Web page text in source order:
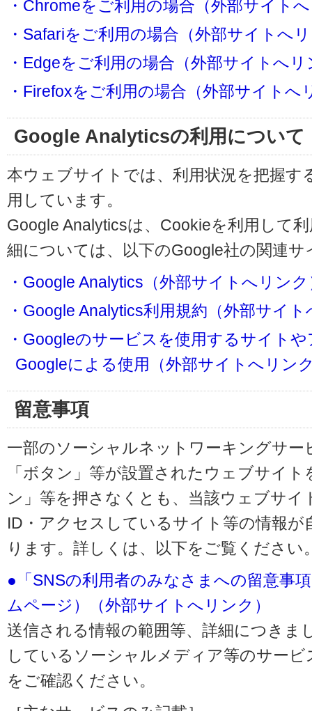
・Chromeをご利用の場合（外部サイト
・Safariをご利用の場合（外部サイトへ
・Edgeをご利用の場合（外部サイトへリ
・Firefoxをご利用の場合（外部サイトへ
Google Analyticsの利用について
本ウェブサイトでは、利用状況を把握す
用しています。
Google Analyticsは、Cookieを利用して
細については、以下のGoogle社の関連
・Google Analytics（外部サイトへリンク
・Google Analytics利用規約（外部サイ
・Googleのサービスを使用するサイト
Googleによる使用（外部サイトへリン
留意事項
一部のソーシャルネットワーキングサー
「ボタン」等が設置されたウェブサイ
ン」等を押さなくとも、当該ウェブサイ
ID・アクセスしているサイト等の情報
ります。詳しくは、以下をご覧ください
●「SNSの利用者のみなさまへの留意事
ムページ）（外部サイトへリンク）
送信される情報の範囲等、詳細につきま
しているソーシャルメディア等のサー
をご確認ください。